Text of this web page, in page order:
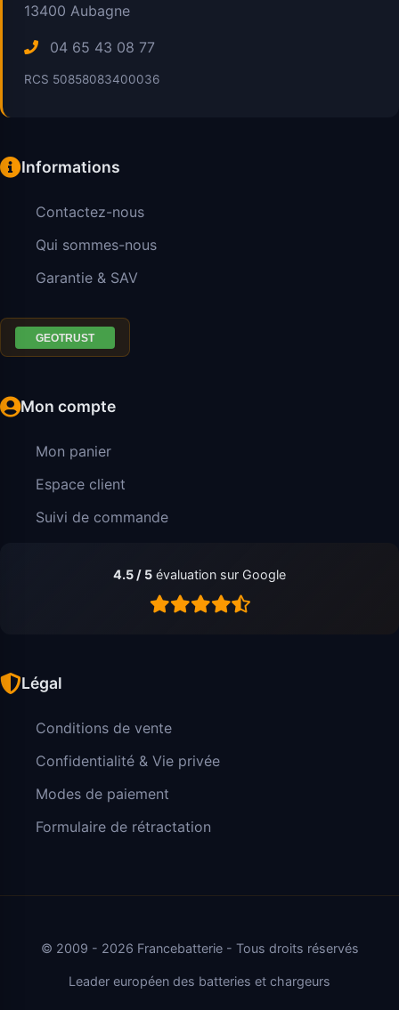
13400 Aubagne
04 65 43 08 77
RCS 50858083400036
Informations
Contactez-nous
Qui sommes-nous
Garantie & SAV
Mon compte
Mon panier
Espace client
Suivi de commande
4.5 / 5 évaluation sur Google
Légal
Conditions de vente
Confidentialité & Vie privée
Modes de paiement
Formulaire de rétractation
© 2009 - 2026 Francebatterie - Tous droits réservés
Leader européen des batteries et chargeurs